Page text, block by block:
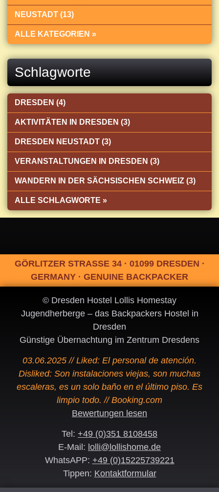
NEUSTADT (13)
ALLE KATEGORIEN »
Schlagworte
DRESDEN (4)
AKTIVITÄTEN IN DRESDEN (3)
DRESDEN NEUSTADT (3)
VERANSTALTUNGEN IN DRESDEN (3)
WANDERN IN DER SÄCHSISCHEN SCHWEIZ (3)
ALLE SCHLAGWORTE »
GÖRLITZER STRASSE 34 · 01099 DRESDEN ·
GERMANY · GENUINE BACKPACKER
© Dresden Hostel Lollis Homestay
Jugendherberge – das Backpackers Hostel in
Dresden
Günstige Übernachtung im Zentrum Dresdens
03.06.2025 // Liked: El personal de atención.
Disliked: Son instalaciones viejas, son muchas
escaleras, es un solo baño en el último piso. Es
limpio todo. // Booking.com
Bewertungen lesen
Tel: +49 (0)351 8108458
E-Mail: lolli@lollishome.de
WhatsAPP: +49 (0)15225739221
Tippen: Kontaktformular